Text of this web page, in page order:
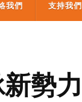
我們 支持我們
勢力